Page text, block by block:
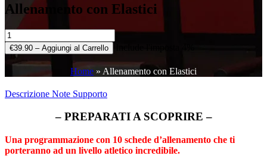
Allenamento con Elastici
€39.90 – Aggiungi al Carrello
Home » Allenamento con Elastici
Descrizione Note Supporto
– PREPARATI A SCOPRIRE –
Una programmazione con 10 schede d’allenamento che ti
porteranno ad un livello atletico incredibile.